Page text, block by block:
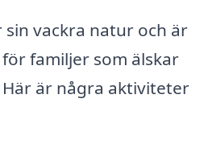
vackra natur och är
familjer som älskar
är några aktiviteter